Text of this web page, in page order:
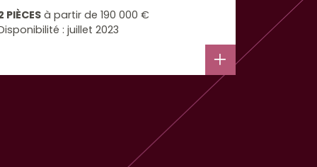
PIÈCES à partir de 190 000 €
: juillet 2023
DU 2 AU